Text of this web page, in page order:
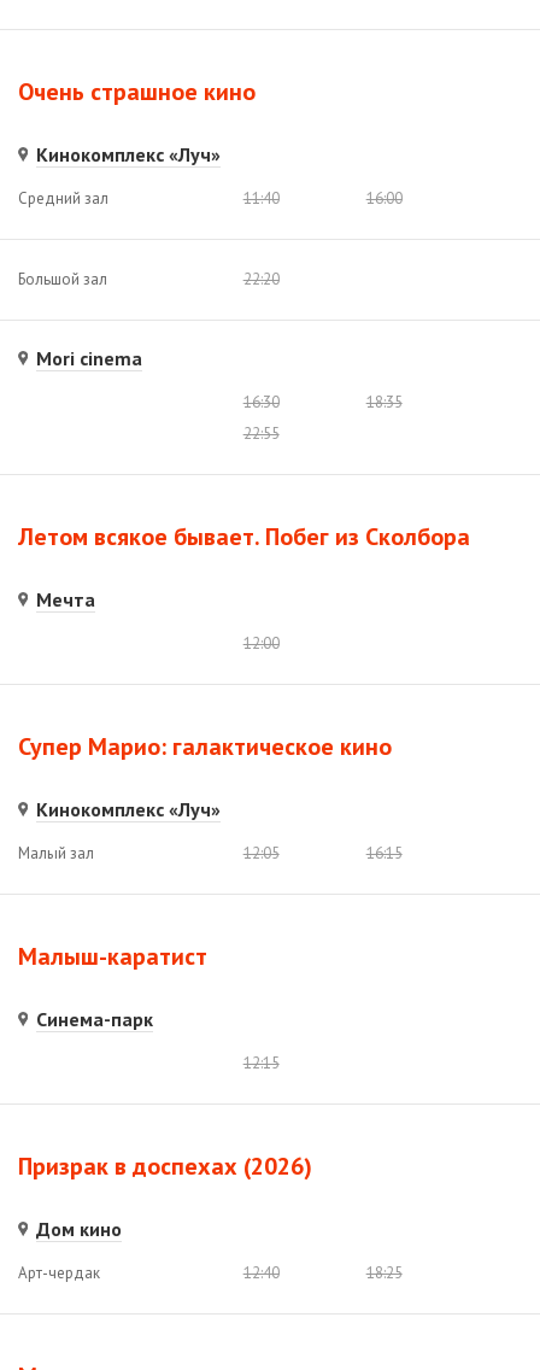
Очень страшное кино
Кинокомплекс «Луч»
Средний зал 11:40 16:00
Большой зал 22:20
Mori cinema
16:30
18:35
22:55
Летом всякое бывает. Побег из Сколбора
Мечта
12:00
Супер Марио: галактическое кино
Кинокомплекс «Луч»
Малый зал 12:05 16:15
Малыш-каратист
Синема-парк
12:15
Призрак в доспехах (2026)
Дом кино
Арт-чердак 12:40 18:25